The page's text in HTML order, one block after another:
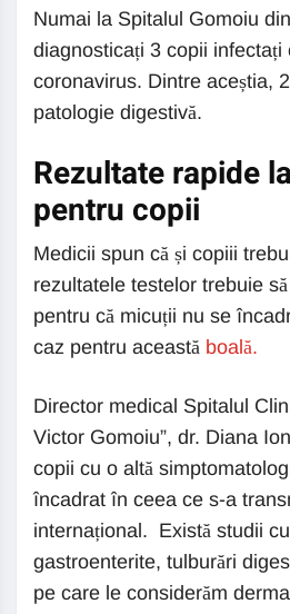
Numai la Spitalul Gomoiu
diagnosticați 3 copii infectați
coronavirus. Dintre aceștia,
patologie digestivă.
Rezultate rapide
pentru copii
Medicii spun că și copiii
rezultatele testelor trebuie
pentru că micuții nu se
caz pentru această boală.
Director medical Spitalul
Victor Gomoiu”, dr. Diana
copii cu o altă
încadrat în ceea ce s-a
internațional. Există studii
gastroenterite, tulburări
pe care le considerăm